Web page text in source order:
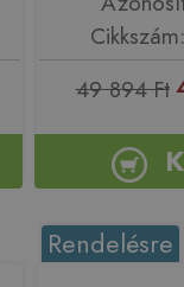
49 894 Ft
Rendelésre